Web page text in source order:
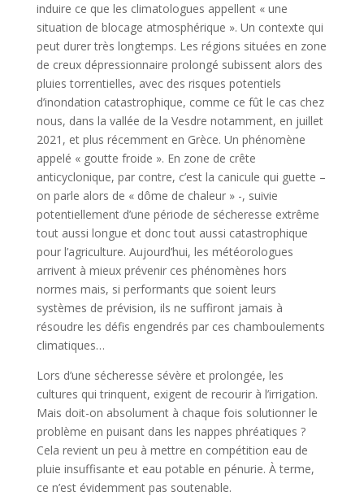
induire ce que les climatologues appellent « une
situation de blocage atmosphérique ». Un contexte qui
peut durer très longtemps. Les régions situées en zone
de creux dépressionnaire prolongé subissent alors des
pluies torrentielles, avec des risques potentiels
d’inondation catastrophique, comme ce fût le cas chez
nous, dans la vallée de la Vesdre notamment, en juillet
2021, et plus récemment en Grèce. Un phénomène
appelé « goutte froide ». En zone de crête
anticyclonique, par contre, c’est la canicule qui guette –
on parle alors de « dôme de chaleur » -, suivie
potentiellement d’une période de sécheresse extrême
tout aussi longue et donc tout aussi catastrophique
pour l’agriculture. Aujourd’hui, les météorologues
arrivent à mieux prévenir ces phénomènes hors
normes mais, si performants que soient leurs
systèmes de prévision, ils ne suffiront jamais à
résoudre les défis engendrés par ces chamboulements
climatiques…
Lors d’une sécheresse sévère et prolongée, les
cultures qui trinquent, exigent de recourir à l’irrigation.
Mais doit-on absolument à chaque fois solutionner le
problème en puisant dans les nappes phréatiques ?
Cela revient un peu à mettre en compétition eau de
pluie insuffisante et eau potable en pénurie. À terme,
ce n’est évidemment pas soutenable.